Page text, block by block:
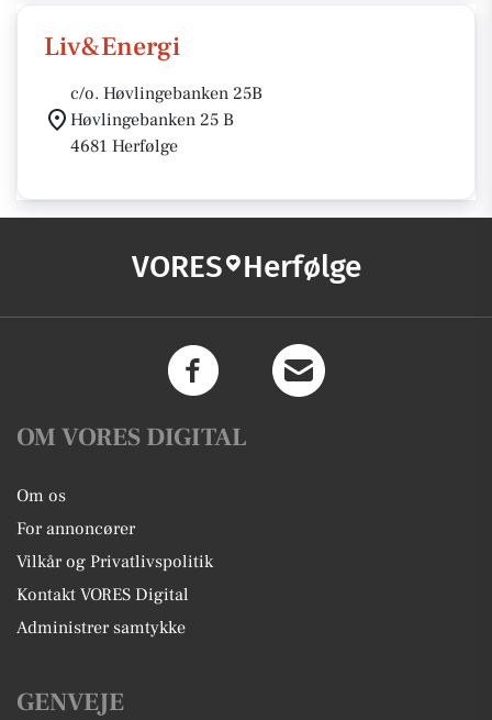
Liv&Energi
c/o. Høvlingebanken 25B
Høvlingebanken 25 B
4681 Herfølge
VORES Herfølge
OM VORES DIGITAL
Om os
For annoncører
Vilkår og Privatlivspolitik
Kontakt VORES Digital
Administrer samtykke
GENVEJE